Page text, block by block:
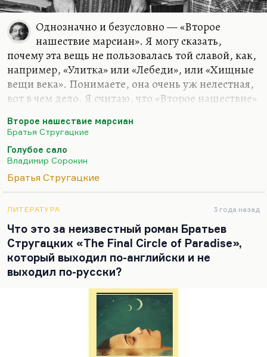
Однозначно и безусловно — «Второе
нашествие марсиан». Я могу сказать,
почему эта вещь не пользовалась той славой, как,
например, «Улитка» или «Лебеди», или «Хищные
вещи века». Понимаете, она очень уж нелестная,
вот в чем дело. Я считаю, что «Второе нашествие»
уже поздние Стругацкие начинаются с нее. Для
меня это очень принципиальная книга. Но она
такая брезгливая по отношению к современному
человеку! Вот эти все люди, которые начинают
сдавать желудочный сок в обмен на синий хлеб,—
что сорокинское «Голубое сало» в огромной
степени, конечно, вдохновлено этой идеей — и
не только по колориту, а по тому, что вот там…
Второе нашествие марсиан
Братья Стругацкие
Голубое сало
Владимир Сорокин
Братья Стругацкие
ЛИТЕРАТУРА 3 года назад
Что это за неизвестный роман Братьев
Стругацких «The Final Circle of Paradise»,
который выходил по-английски и не
выходил по-русски?